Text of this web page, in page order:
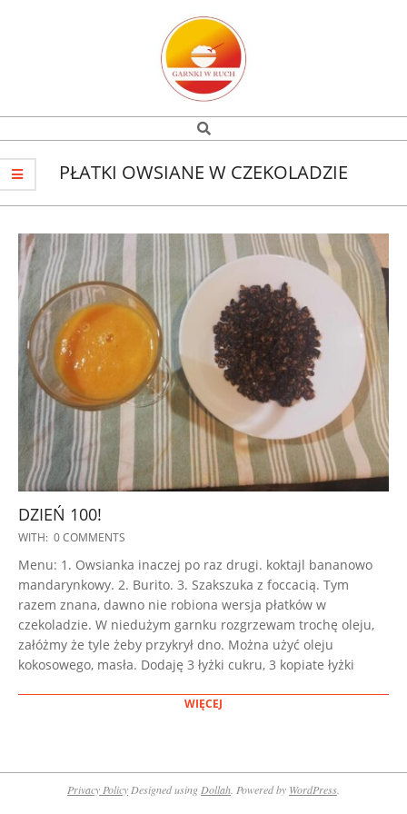
Garnki
w
ruch
Search
Menu
PŁATKI OWSIANE W CZEKOLADZIE
DZIEŃ 100!
2023-
21
WITH: 0 COMMENTS
Menu: 1. Owsianka inaczej po raz drugi. koktajl bananowo
mandarynkowy. 2. Burito. 3. Szakszuka z foccacią. Tym
razem znana, dawno nie robiona wersja płatków w
czekoladzie. W niedużym garnku rozgrzewam trochę oleju,
załóżmy że tyle żeby przykrył dno. Można użyć oleju
kokosowego, masła. Dodaję 3 łyżki cukru, 3 kopiate łyżki
WIĘCEJ
Privacy Policy Designed using Dollah . Powered by WordPress